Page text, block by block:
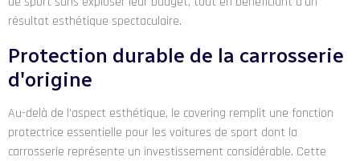
résultat esthétique spectaculaire.
Protection durable de la carrosserie
d'origine
Au-delà de l'aspect esthétique, le covering remplit une fonction
protectrice essentielle pour les voitures de sport dont la
carrosserie représente un investissement considérable. Cette